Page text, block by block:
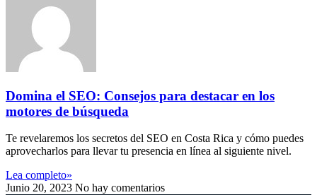
Domina el SEO: Consejos para destacar en los
motores de búsqueda
Te revelaremos los secretos del SEO en Costa Rica y cómo puedes
aprovecharlos para llevar tu presencia en línea al siguiente nivel.
Lea completo»
Junio 20, 2023 No hay comentarios